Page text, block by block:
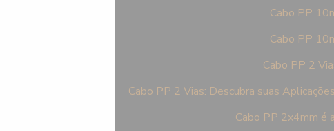
Cabo PP
Cabo PP
Cabo PP 2
Cabo PP 2 Vias: Descubra suas
Cabo PP 2x4mm é